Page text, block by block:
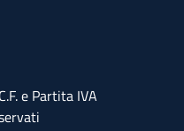
e Partita IVA